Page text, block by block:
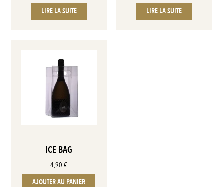
LIRE LA SUITE
LIRE LA SUITE
ICE BAG
4,90€
AJOUTER AU PANIER